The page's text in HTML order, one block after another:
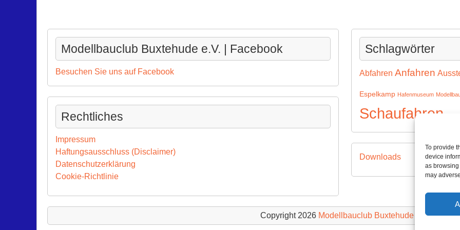
To provide
device
as
may
Modellbauclub Buxtehude e.V. | Facebook
Besuchen Sie uns auf Facebook
Rechtliches
Impressum
Haftungsausschluss (Disclaimer)
Datenschutzerklärung
Cookie-Richtlinie
Schlagwörter
Abfahren Anfahren
Espelkamp Hafenmuseum
Schaufahren
Downloads
Copyright 2026 Modellbauclub Buxtehude e.V.